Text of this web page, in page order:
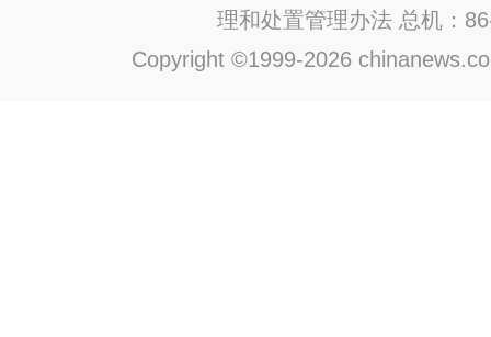
理和处置管理办法 总机：
Copyright ©1999-2026